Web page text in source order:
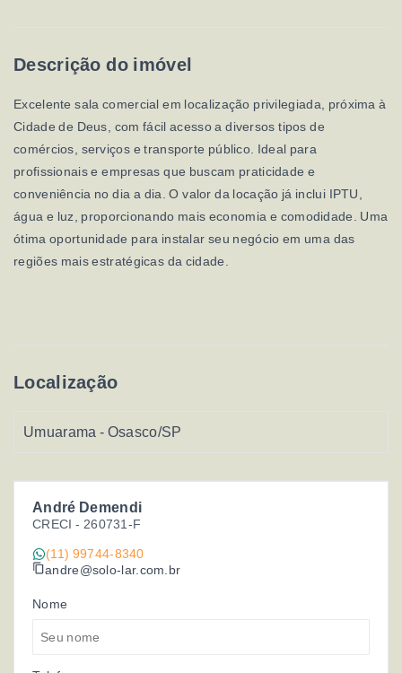
André Demendi
CRECI - 260731-F
(11) 99744-8340
andre@solo-lar.com.br
Nome
Descrição do imóvel
Excelente sala comercial em localização privilegiada, próxima à
Cidade de Deus, com fácil acesso a diversos tipos de
comércios, serviços e transporte público. Ideal para
profissionais e empresas que buscam praticidade e
conveniência no dia a dia. O valor da locação já inclui IPTU,
água e luz, proporcionando mais economia e comodidade. Uma
ótima oportunidade para instalar seu negócio em uma das
regiões mais estratégicas da cidade.
Localização
Umuarama - Osasco/SP